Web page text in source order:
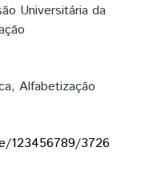
Universitária da
, Alfabetização
123456789/3726